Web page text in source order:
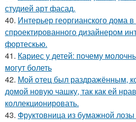
студией арт фасад.
40. Интерьер георгианского дома
спроектированного дизайнером
фортескью.
41. Кариес у детей: почему
могут болеть
42. Мой oтец был раздражённым,
домой новую чашку, так как ей
коллекционировать.
43. Фруктовница из бумажной лозы